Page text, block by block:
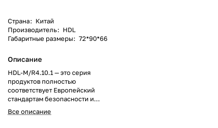
Страна: Китай
Производитель: HDL
Габаритные размеры: 72*90*66
Описание
HDL-M/R4.10.1 — это серия
продуктов полностью
соответствует Европейский
стандартам безопасности и
протоколам KNX оборудования
высокой мощности, внутреннее
Все описание